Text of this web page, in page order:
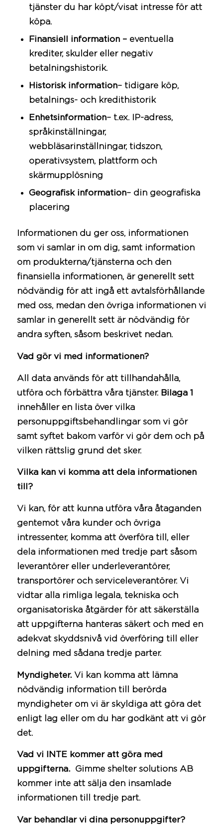
tjänster du har köpt/visat intresse för att
köpa.
Finansiell information – eventuella
krediter, skulder eller negativ
betalningshistorik.
Historisk information– tidigare köp,
betalnings- och kredithistorik
Enhetsinformation– t.ex. IP-adress,
språkinställningar,
webbläsarinställningar, tidszon,
operativsystem, plattform och
skärmupplösning
Geografisk information– din geografiska
placering
Informationen du ger oss, informationen
som vi samlar in om dig, samt information
om produkterna/tjänsterna och den
finansiella informationen, är generellt sett
nödvändig för att ingå ett avtalsförhållande
med oss, medan den övriga informationen vi
samlar in generellt sett är nödvändig för
andra syften, såsom beskrivet nedan.
Vad gör vi med informationen?
All data används för att tillhandahålla,
utföra och förbättra våra tjänster. Bilaga 1
innehåller en lista över vilka
personuppgiftsbehandlingar som vi gör
samt syftet bakom varför vi gör dem och på
vilken rättslig grund det sker.
Vilka kan vi komma att dela informationen
till?
Vi kan, för att kunna utföra våra åtaganden
gentemot våra kunder och övriga
intressenter, komma att överföra till, eller
dela informationen med tredje part såsom
leverantörer eller underleverantörer,
transportörer och serviceleverantörer. Vi
vidtar alla rimliga legala, tekniska och
organisatoriska åtgärder för att säkerställa
att uppgifterna hanteras säkert och med en
adekvat skyddsnivå vid överföring till eller
delning med sådana tredje parter.
Myndigheter.Vi kan komma att lämna
nödvändig information till berörda
myndigheter om vi är skyldiga att göra det
enligt lag eller om du har godkänt att vi gör
det.
Vad vi INTE kommer att göra med
uppgifterna.
Gimme shelter solutions AB
kommer inte att sälja den insamlade
informationen till tredje part.
Var behandlar vi dina personuppgifter?